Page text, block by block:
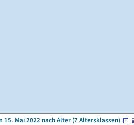
15. Mai 2022 nach Alter (7 Altersklassen)